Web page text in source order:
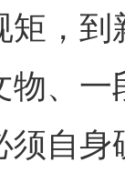
矩，
物、
须自